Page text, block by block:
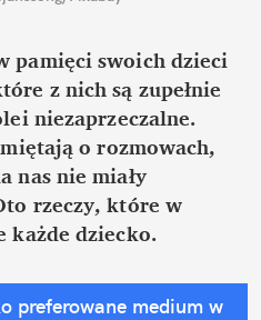
pamięci swoich dzieci
z nich są zupełnie
niezaprzeczalne.
o rozmowach,
nas nie miały
rzeczy, które w
każde dziecko.
preferowane medium w